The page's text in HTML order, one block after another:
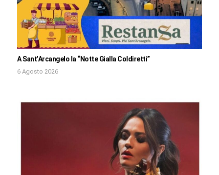
A Sant’Arcangelo la “Notte Gialla Coldiretti”
6 Agosto 2026